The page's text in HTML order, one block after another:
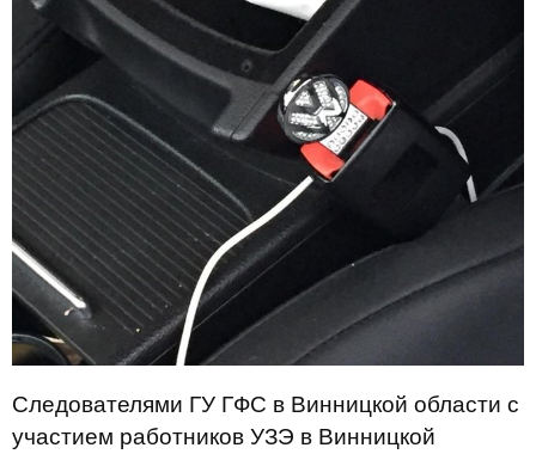
Следователями ГУ ГФС в Винницкой области с
участием работников УЗЭ в Винницкой